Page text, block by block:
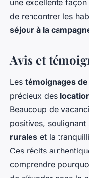
une excellente
de rencontrer les
séjour à la
Avis et
Les témoignages
précieux des
Beaucoup de
positives, soulignant
rurales et la
Ces récits
comprendre